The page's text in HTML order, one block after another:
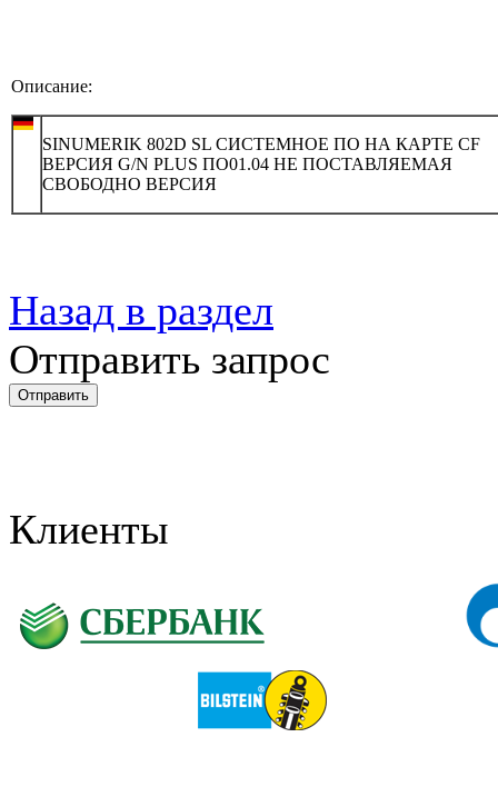
Описание:
SINUMERIK 802D SL СИСТЕМНОЕ ПО НА КАРТЕ CF
ВЕРСИЯ G/N PLUS ПО01.04 НЕ ПОСТАВЛЯЕМАЯ
СВОБОДНО ВЕРСИЯ
Назад в раздел
Отправить запрос
Клиенты